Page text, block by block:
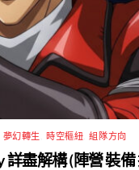
夢幻轉生 時空樞紐 ,組隊方向
詳盡解構 (陣營 裝備